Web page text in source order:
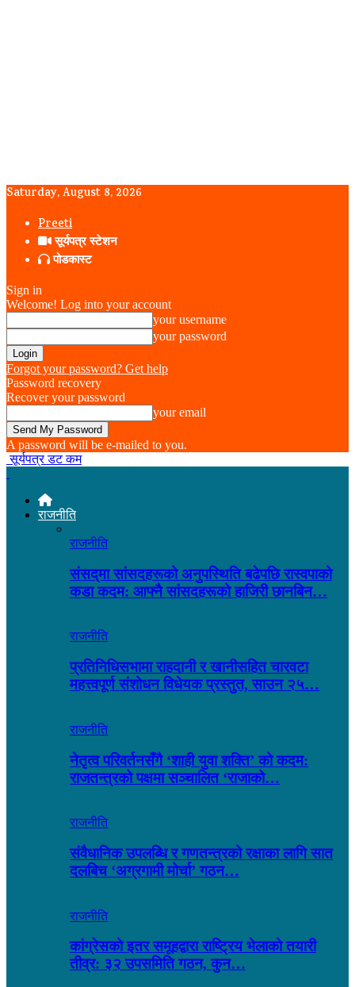
Saturday, August 8, 2026
Preeti
सूर्यपत्र स्टेशन
पोडकास्ट
Sign in
Welcome! Log into your account
your username
your password
Forgot your password? Get help
Password recovery
Recover your password
your email
A password will be e-mailed to you.
सूर्यपत्र डट कम
राजनीति
राजनीति
संसद्‌मा सांसदहरूको अनुपस्थिति बढेपछि रास्वपाको
कडा कदम: आफ्नै सांसदहरूको हाजिरी छानबिन…
राजनीति
प्रतिनिधिसभामा राहदानी र खानीसहित चारवटा
महत्त्वपूर्ण संशोधन विधेयक प्रस्तुत, साउन २५…
राजनीति
नेतृत्व परिवर्तनसँगै ‘शाही युवा शक्ति’ को कदम:
राजतन्त्रको पक्षमा सञ्चालित ‘राजाको…
राजनीति
संवैधानिक उपलब्धि र गणतन्त्रको रक्षाका लागि सात
दलबिच ‘अग्रगामी मोर्चा’ गठन…
राजनीति
कांग्रेसको इतर समूहद्वारा राष्ट्रिय भेलाको तयारी
तीव्र: ३२ उपसमिति गठन, कुन…